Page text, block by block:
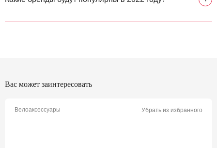
Вас может заинтересовать
Велоаксессуары Убрать из избранного